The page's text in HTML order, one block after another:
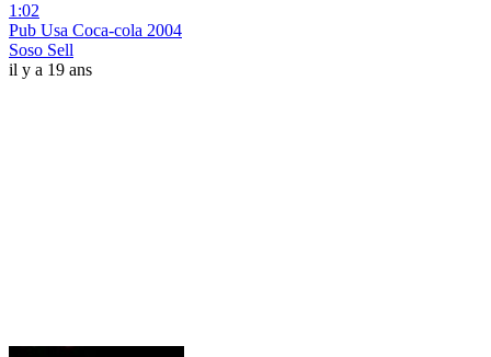
1:02
Pub Usa Coca-cola 2004
Soso Sell
il y a 19 ans